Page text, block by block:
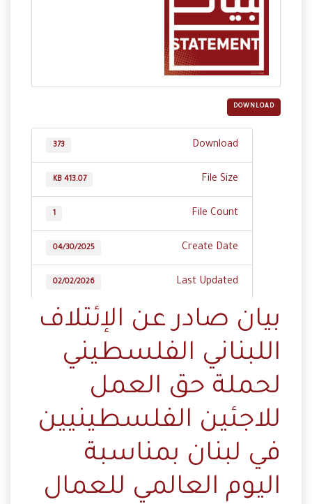
DOWNLOAD
Download
373
File Size
413.07 KB
File Count
1
Create Date
04/30/2025
Last Updated
02/02/2026
بيان صادر عن الإئتلاف
اللبناني الفلسطيني
لحملة حق العمل
للاجئين الفلسطينيين
في لبنان بمناسبة
اليوم العالمي للعمال